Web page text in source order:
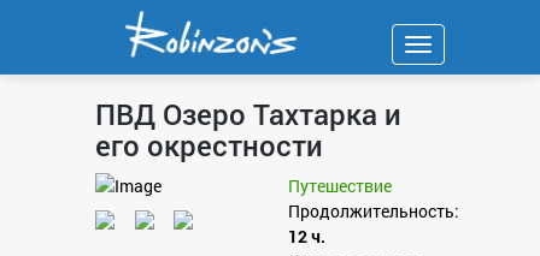
Навигация
ПВД Озеро Тахтарка и
его окрестности
Путешествие
Продолжительность:
12 ч.